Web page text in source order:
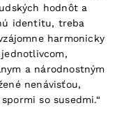
hodnôt a
identitu, treba
harmonicky
a národnostným
nenávisťou,
so susedmi.“